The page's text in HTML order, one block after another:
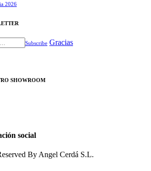
2026​
Subscribe Gracias
SHOWROOM
social
By Angel Cerdá S.L.